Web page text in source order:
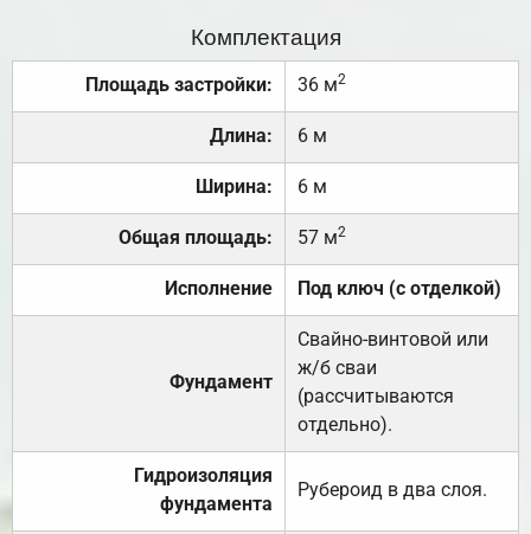
Комплектация
Площадь застройки: 36 м2
Длина: 6 м
Ширина: 6 м
Общая площадь: 57 м2
Исполнение Под ключ (с отделкой)
Фундамент
Свайно-винтовой или
ж/б сваи
(рассчитываются
отдельно).
Гидроизоляция
фундамента
Рубероид в два слоя.